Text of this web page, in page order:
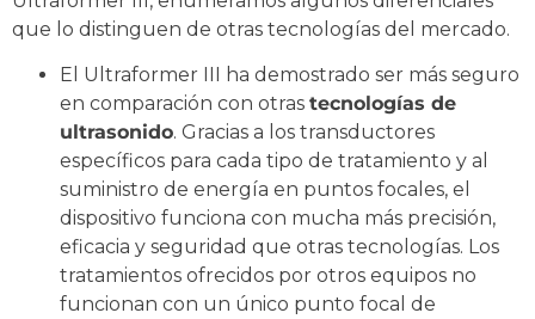
que lo distinguen de otras tecnologías del mercado.
El Ultraformer III ha demostrado ser más seguro
en comparación con otras tecnologías de
ultrasonido. Gracias a los transductores
específicos para cada tipo de tratamiento y al
suministro de energía en puntos focales, el
dispositivo funciona con mucha más precisión,
eficacia y seguridad que otras tecnologías. Los
tratamientos ofrecidos por otros equipos no
funcionan con un único punto focal de